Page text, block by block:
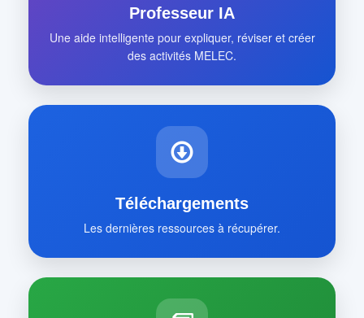
Professeur IA
Une aide intelligente pour expliquer, réviser et créer
des activités MELEC.
Téléchargements
Les dernières ressources à récupérer.